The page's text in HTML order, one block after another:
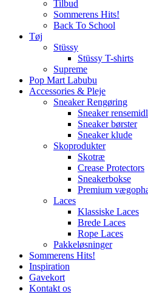
Tilbud
Sommerens Hits!
Back To School
Tøj
Stüssy
Stüssy T-shirts
Supreme
Pop Mart Labubu
Accessories & Pleje
Sneaker Rengøring
Sneaker
Sneaker børster
Sneaker klude
Skoprodukter
Skotræ
Crease Protectors
Sneakerbokse
Premium
Laces
Klassiske Laces
Brede Laces
Rope Laces
Pakkeløsninger
Sommerens Hits!
Inspiration
Gavekort
Kontakt os